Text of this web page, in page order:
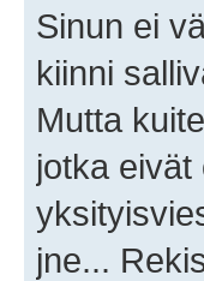
Sinun ei
kiinni
Mutta
jotka eivät
jne...